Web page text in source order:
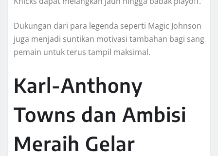
Dukungan dari para legenda seperti Magic Johnson
juga menjadi suntikan motivasi tambahan bagi sang
pemain untuk terus tampil maksimal.
Karl-Anthony
Towns dan Ambisi
Meraih Gelar